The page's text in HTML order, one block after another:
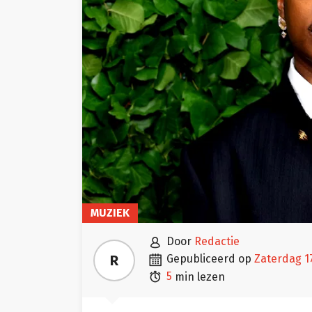
MUZIEK
R
 door Redactie
 gepubliceerd op zaterdag
 5 min lezen